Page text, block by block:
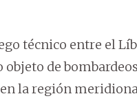
técnico entre el
objeto de
la región